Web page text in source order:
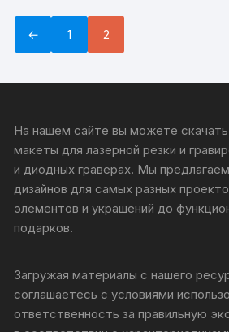
← 1 2
На нашем сайте вы можете
макеты для лазерной резки и
и диодных граверах. Мы
дизайнов для самых разных
элементов и украшений до
подарков.
Загружая материалы с нашего
соглашаетесь с условиями
ответственность за правильную